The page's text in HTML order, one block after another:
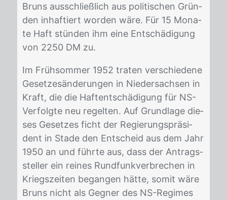
Bruns aus­schließ­lich aus po­li­ti­schen Grün­
den in­haf­tiert wor­den wäre. Für 15 Mo­na­
te Haft stün­den ihm eine Ent­schä­di­gung
von 2250 DM zu.
Im Früh­som­mer 1952 tra­ten ver­schie­de­ne
Ge­set­zes­än­de­run­gen in Nie­der­sach­sen in
Kraft, die die Haft­ent­schä­di­gung für NS-
Ver­folg­te neu re­gel­ten. Auf Grund­la­ge die­
ses Ge­set­zes ficht der Re­gie­rungs­prä­si­
dent in Sta­de den Ent­scheid aus dem Jahr
1950 an und führ­te aus, dass der An­trags­
stel­ler ein rei­nes Rund­funk­ver­bre­chen in
Kriegs­zei­ten be­gan­gen hät­te, so­mit wäre
Bruns nicht als Geg­ner des NS-Re­gimes